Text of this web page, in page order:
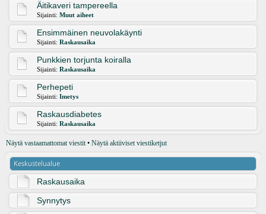
Äitikaveri tampereella
Sijainti: Muut aiheet
Ensimmäinen neuvolakäynti
Sijainti: Raskausaika
Punkkien torjunta koiralla
Sijainti: Raskausaika
Perhepeti
Sijainti: Imetys
Raskausdiabetes
Sijainti: Raskausaika
Näytä vastaamattomat viestit• Näytä aktiiviset viestiketjut
Keskustelualue
Raskausaika
Synnytys